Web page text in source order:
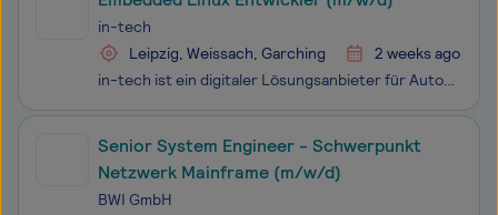
in-tech
Leipzig, Weissach, Garching
2 weeks ago
in-tech ist ein digitaler Lösungsanbieter für Automotive, Rail und Smart Industry. Als strategischer Entwicklungspartner begleiten wir unsere Kunden durch den gesamten Entwicklungsprozess - von Einzelkomponenten bis hin zu Komplettlösungen aus Hard- u. Software.Wir sind Ingenieure, Softwareentwickle
Senior System Engineer - Schwerpunkt
Netzwerk Mainframe (m/w/d)
BWI GmbH